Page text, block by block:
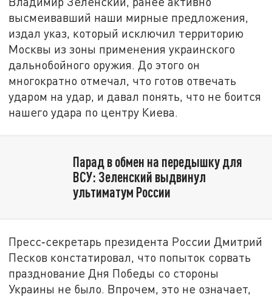
высмеивавший наши мирные предложения,
издал указ, который исключил территорию
Москвы из зоны применения украинского
дальнобойного оружия. До этого он
многократно отмечал, что готов отвечать
ударом на удар, и давал понять, что не боится
нашего удара по центру Киева.
Парад в обмен на передышку для
ВСУ: Зеленский выдвинул
ультиматум России
Пресс‑секретарь президента России Дмитрий
Песков констатировал, что попыток сорвать
празднование Дня Победы со стороны
Украины не было. Впрочем, это не означает,